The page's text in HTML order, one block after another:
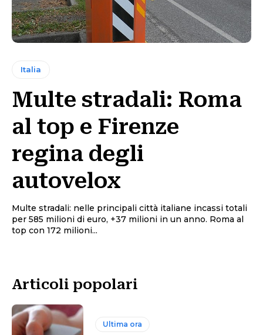
Italia
Multe stradali: Roma
al top e Firenze
regina degli
autovelox
Multe stradali: nelle principali città italiane incassi totali
per 585 milioni di euro, +37 milioni in un anno. Roma al
top con 172 milioni...
Articoli popolari
Ultima ora